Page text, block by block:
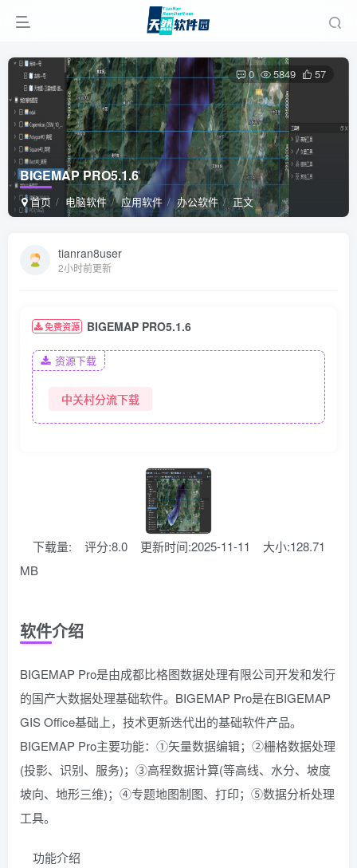
BIGEMAP PRO5.1.6
首页 电脑软件 应用软件 办公软件 正文
0 5849 57
tianran8user
2小时前更新
免费资源 BIGEMAP PRO5.1.6
资源下载
中关村分流下载
下载量: 评分:8.0 更新时间:2025-11-11
大小:128.71
MB
软件介绍
BIGEMAP Pro是由成都比格图数据处理有限公司开发和发行
的国产大数据处理基础软件。BIGEMAP Pro是在BIGEMAP
GIS Office基础上，技术更新迭代出的基础软件产品。
BIGEMAP Pro主要功能：①矢量数据编辑；②栅格数据处理
(投影、识别、服务)；③高程数据计算(等高线、水分、坡度
坡向、地形三维)；④专题地图制图、打印；⑤数据分析处理
工具。
功能介绍